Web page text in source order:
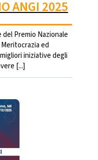
ANGI 2025
del Premio Nazionale
ed
iniziative degli
[...]